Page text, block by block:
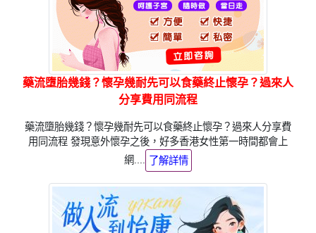
藥流墮胎幾錢？懷孕幾耐先可以食藥終止懷孕？過來人
分享費用同流程
藥流墮胎幾錢？懷孕幾耐先可以食藥終止懷孕？過來人分享費
用同流程 發現意外懷孕之後，好多香港女性第一時間都會上
網.... 了解詳情